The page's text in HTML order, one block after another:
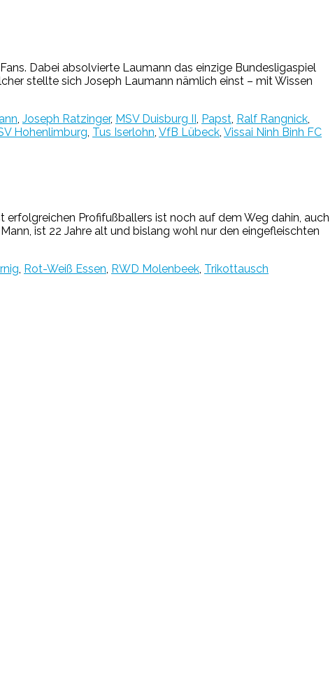
Dabei absolvierte Laumann das einzige Bundesligaspiel
stellte sich Joseph Laumann nämlich einst – mit Wissen
Joseph Ratzinger, MSV Duisburg II Papst Ralf Rangnick
Hohenlimburg Tus Iserlohn VfB Lübeck Vissai Ninh Binh FC
erfolgreichen Profifußballers ist noch auf dem Weg dahin, auch
ist 22 Jahre alt und bislang wohl nur den eingefleischten
, Rot-Weiß Essen, RWD Molenbeek, Trikottausch